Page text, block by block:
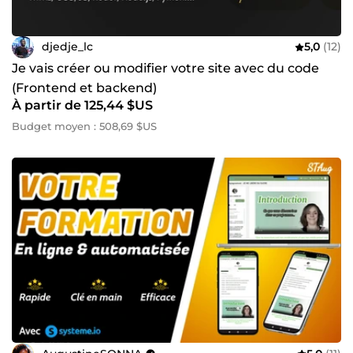
djedje_lc 5,0 (12)
Je vais créer ou modifier votre site avec du code
(Frontend et backend)
À partir de 125,44 $US
Budget moyen : 508,69 $US